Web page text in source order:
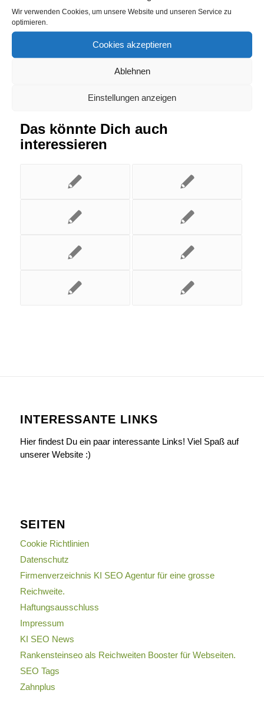
Wir verwenden Cookies, um unsere Website und unseren Service zu
optimieren.
Cookies akzeptieren
Ablehnen
Einstellungen anzeigen
Eintrag teilen
Das könnte Dich auch
interessieren
INTERESSANTE LINKS
Hier findest Du ein paar interessante Links! Viel Spaß auf
unserer Website :)
SEITEN
Cookie Richtlinien
Datenschutz
Firmenverzeichnis KI SEO Agentur für eine grosse
Reichweite.
Haftungsausschluss
Impressum
KI SEO News
Rankensteinseo als Reichweiten Booster für Webseiten.
SEO Tags
Zahnplus